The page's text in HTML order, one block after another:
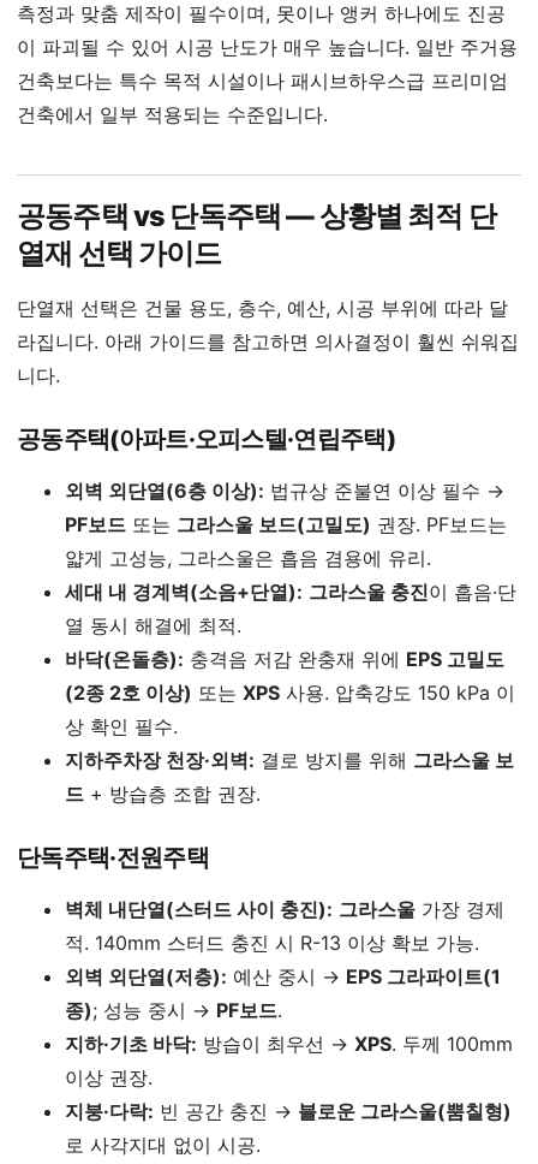
측정과 맞춤 제작이 필수이며, 못이나 앵커 하나에도 진공
이 파괴될 수 있어 시공 난도가 매우 높습니다. 일반 주거용
건축보다는 특수 목적 시설이나 패시브하우스급 프리미엄
건축에서 일부 적용되는 수준입니다.
공동주택 vs 단독주택 — 상황별 최적 단
열재 선택 가이드
단열재 선택은 건물 용도, 층수, 예산, 시공 부위에 따라 달
라집니다. 아래 가이드를 참고하면 의사결정이 훨씬 쉬워집
니다.
공동주택(아파트·오피스텔·연립주택)
외벽 외단열(6층 이상): 법규상 준불연 이상 필수 →
PF보드 또는 그라스울 보드(고밀도) 권장. PF보드는
얇게 고성능, 그라스울은 흡음 겸용에 유리.
세대 내 경계벽(소음+단열): 그라스울 충진이 흡음·단
열 동시 해결에 최적.
바닥(온돌층): 충격음 저감 완충재 위에 EPS 고밀도
(2종 2호 이상) 또는 XPS 사용. 압축강도 150 kPa 이
상 확인 필수.
지하주차장 천장·외벽: 결로 방지를 위해 그라스울 보
드 + 방습층 조합 권장.
단독주택·전원주택
벽체 내단열(스터드 사이 충진): 그라스울 가장 경제
적. 140mm 스터드 충진 시 R-13 이상 확보 가능.
외벽 외단열(저층): 예산 중시 → EPS 그라파이트(1
종); 성능 중시 → PF보드.
지하·기초 바닥: 방습이 최우선 → XPS. 두께 100mm
이상 권장.
지붕·다락: 빈 공간 충진 → 블로운 그라스울(뿜칠형)
로 사각지대 없이 시공.